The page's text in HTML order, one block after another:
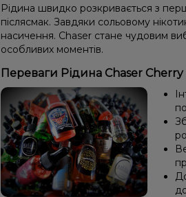
Рідина швидко розкривається з
післясмак. Завдяки сольовому
насичення. Chaser стане чудовим
особливих моментів.
Переваги Рідина Chaser